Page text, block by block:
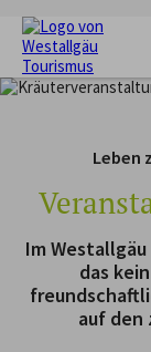
WANDERN
FERIENORTE
UNTERKÜNFTE
SERVICE
Leben
Im
das
auf den